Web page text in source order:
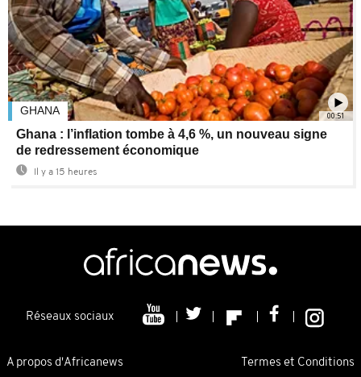
00:51
GHANA
Ghana : l’inflation tombe à 4,6 %, un nouveau signe
de redressement économique
Il y a 15 heures
Réseaux sociaux
A propos d'Africanews Termes et Conditions